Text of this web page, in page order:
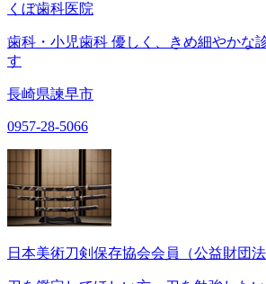
くぼ歯科医院
歯科・小児歯科 優しく、きめ細やかな
す
長崎県諫早市
0957-28-5066
日本美術刀剣保存協会会員（公益財団